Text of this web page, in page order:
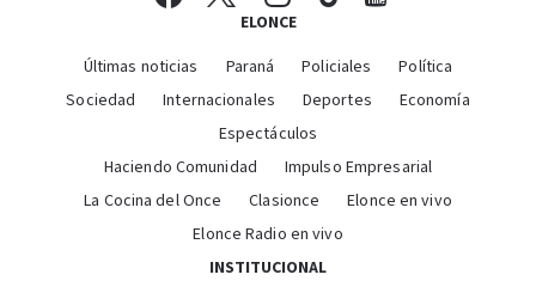
ELONCE
Últimas noticias Paraná Policiales
Política
Sociedad
Internacionales Deportes
Economía
Espectáculos
Haciendo Comunidad
Impulso Empresarial
La Cocina del Once
Clasionce
Elonce en vivo
Elonce Radio en vivo
INSTITUCIONAL